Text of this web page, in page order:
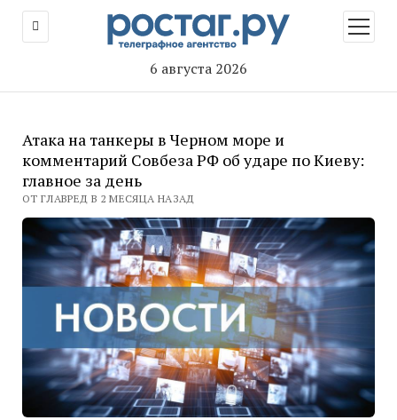
6 августа 2026
меню
Атака на танкеры в Черном море и
комментарий Совбеза РФ об ударе по Киеву:
главное за день
ОТ ГЛАВРЕД В 2 МЕСЯЦА НАЗАД